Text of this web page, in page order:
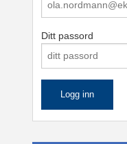
Ditt passord